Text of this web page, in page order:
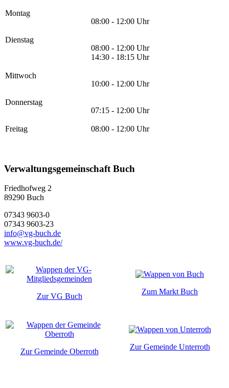
Montag
08:00 - 12:00 Uhr
Dienstag
08:00 - 12:00 Uhr
14:30 - 18:15 Uhr
Mittwoch
10:00 - 12:00 Uhr
Donnerstag
07:15 - 12:00 Uhr
Freitag 08:00 - 12:00 Uhr
Verwaltungsgemeinschaft Buch
Friedhofweg 2
89290 Buch
07343 9603-0
07343 9603-23
info@vg-buch.de
www.vg-buch.de/
Zur VG Buch
Zum Markt Buch
Zur Gemeinde Oberroth
Zur Gemeinde Unterroth